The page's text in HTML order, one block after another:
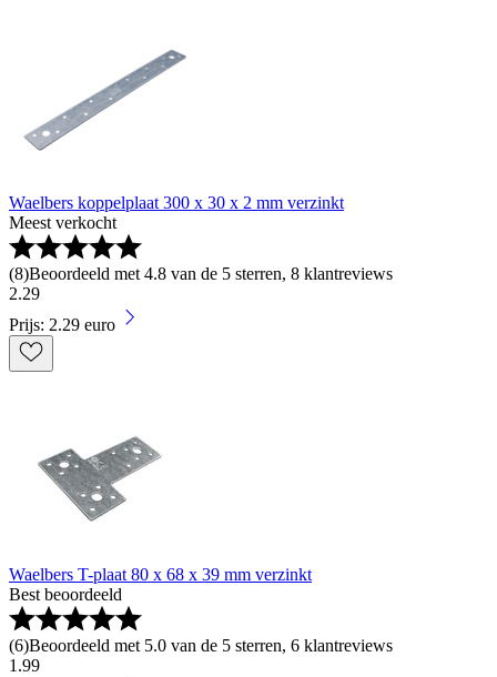
Waelbers koppelplaat 300 x 30 x 2 mm verzinkt
Meest verkocht
(8)Beoordeeld met 4.8 van de 5 sterren, 8 klantreviews
2.29
Prijs: 2.29 euro
Waelbers T-plaat 80 x 68 x 39 mm verzinkt
Best beoordeeld
(6)Beoordeeld met 5.0 van de 5 sterren, 6 klantreviews
1 .99